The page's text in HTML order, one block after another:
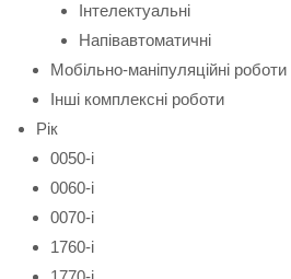
Інтелектуальні
Напівавтоматичні
Мобільно-маніпуляційні роботи
Інші комплексні роботи
Рік
0050-і
0060-і
0070-і
1760-і